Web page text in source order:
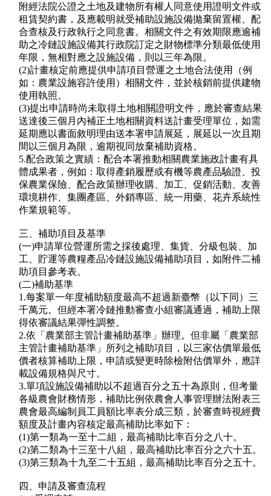
附經法院公證之土地及建物所有權人同意使用證明文件或
租賃契約書，及應載明就受補助設施設備拋棄留置權、配
合查核及行政執行之同意書。相關文件之有效期限應逾補
助之冷鏈設施設備其行政院訂定之財物標準分類最低使用
年限，無相對應之設施設備，則以三年為限。
(2)計畫核定前應提供申請項目營運之土地合法使用（例
如：農業設施容許使用）相關文件，並於核銷前提供建物
使用執照。
(3)提出申請時尚未取得土地相關證明文件，應於審查結果
送達後三個月內補正土地相關資料送計畫受理單位，如需
延期應以書面敘明理由送本署申請展延，展延以一次且期
間以三個月為限，逾期視同放棄補助資格。
5.配合政策之實績：配合本署推動相關農業施政計畫有具
體成果者，例如：取得產銷履歷或有機等農產品驗證、投
保農業保險、配合政策辦理收購、加工、促銷活動、友善
環境耕作、集團產區、外銷專區、統一用藥、花卉系統性
作業規範等。
三、補助項目及基準
(一)申請單位營運所需之採後處理、集貨、分級包裝、加
工、貯運等農糧產品冷鏈設施設備補助項目，如附件二補
助項目參考表。
(二)補助基準
1.每案單一年度補助額度最高不超過新臺幣（以下同）三
千萬元。但經本署冷鏈推動審查小組審議通過，補助上限
得依審議結果彈性調整。
2.依「農業部主管計畫補助基準」辦理。但非屬「農業部
主管計畫補助基準」所列之補助項目，以三家估價單最低
價者核算補助上限，申請或變更時除檢附估價單外，應詳
載設備規格與尺寸。
3.單項設施設備補助以不超過百分之五十為原則，但考量
各級農會財務情形，補助比例依農會人事管理辦法附表三
農會最高編制員工員額比率表分成三類，於審查時視經費
額度及計畫內容核定最高補助比率如下：
(1)第一類為一至十二組，最高補助比率百分之八十。
(2)第二類為十三至十八組，最高補助比率百分之六十五。
(3)第三類為十九至二十五組，最高補助比率百分之五十。
四、申請及審查流程